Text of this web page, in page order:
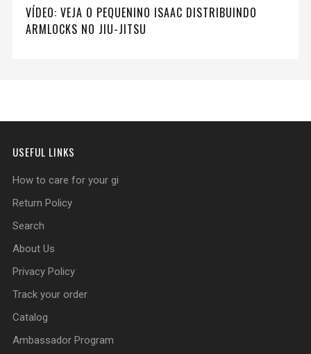
VÍDEO: VEJA O PEQUENINO ISAAC DISTRIBUINDO
ARMLOCKS NO JIU-JITSU
USEFUL LINKS
How to care for your gi
Return Policy
Search
About Us
Privacy Policy
Track your order
Catalog
Ambassador Program